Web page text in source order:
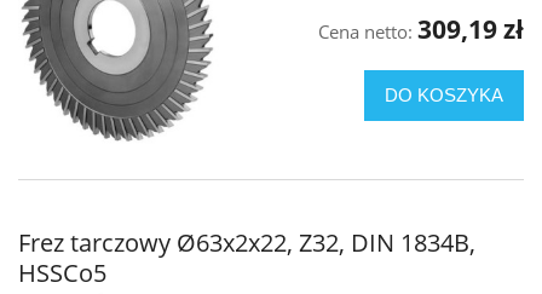
Cena netto: 309,19 zł
DO KOSZYKA
Frez tarczowy Ø63x2x22, Z32, DIN 1834B,
HSSCo5